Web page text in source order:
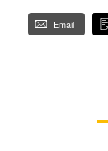
Email